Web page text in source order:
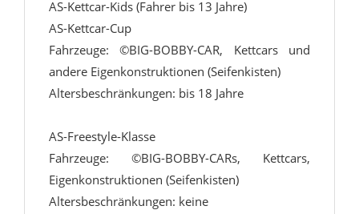
AS-Kettcar-Kids (Fahrer bis 13 Jahre)
AS-Kettcar-Cup
Fahrzeuge: ©BIG-BOBBY-CAR, Kettcars und
andere Eigenkonstruktionen (Seifenkisten)
Altersbeschränkungen: bis 18 Jahre
AS-Freestyle-Klasse
Fahrzeuge: ©BIG-BOBBY-CARs, Kettcars,
Eigenkonstruktionen (Seifenkisten)
Altersbeschränkungen: keine